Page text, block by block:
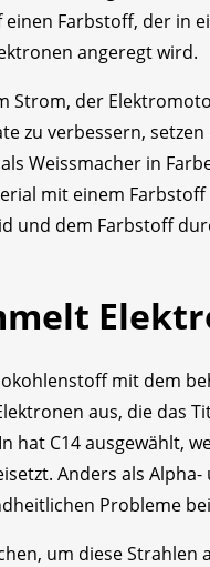
Farbstoff, der in
angeregt wird.
Strom, der
zu verbessern,
Weissmacher in
mit einem
und dem Farbstoff
mit dem
aus, die das
hat C14 ausgewählt,
Anders als
Probleme
um diese